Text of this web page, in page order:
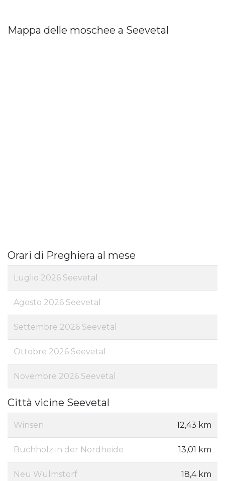
Mappa delle moschee a Seevetal
Orari di Preghiera al mese
Luglio 2026 Seevetal
Agosto 2026 Seevetal
Settembre 2026 Seevetal
Ottobre 2026 Seevetal
Novembre 2026 Seevetal
Città vicine Seevetal
Winsen 12,43 km
Buchholz in der Nordheide 13,01 km
Neu Wulmstorf 18,4 km